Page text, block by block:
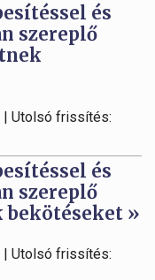
és
szereplő
| Utolsó frissítés:
és
szereplő
bekötéseket »
| Utolsó frissítés: